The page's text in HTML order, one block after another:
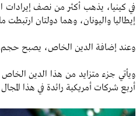
في كينيا، يذهب أكثر من نصف إيرادات
إيطاليا واليونان، وهما دولتان ارتبطت
وعند إضافة الدين الخاص، يصبح حجم
ويأتي جزء متزايد من هذا الدين الخاص
أربع شركات أمريكية رائدة في هذا المجال نحو 90 مليار دولار من السندات الاستثمارية منذ